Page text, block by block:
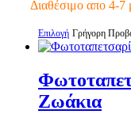
στη
του
προϊόντος
Διαθέσιμο απο 4-7
Επιλογή Αυτό
το
πολλαπλές
παραλλαγές.
Γρήγορη
Ζωάκια